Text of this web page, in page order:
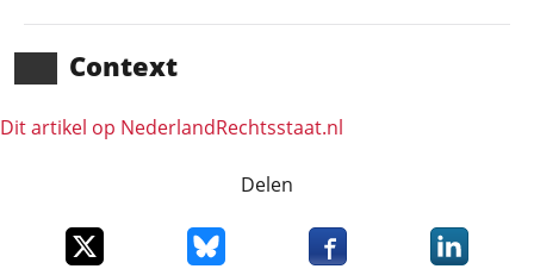
Context
Dit artikel op NederlandRechts­staat.nl
Delen
Deel dit item op XDeel dit item op Bluesky
Deel dit item opDeel dit